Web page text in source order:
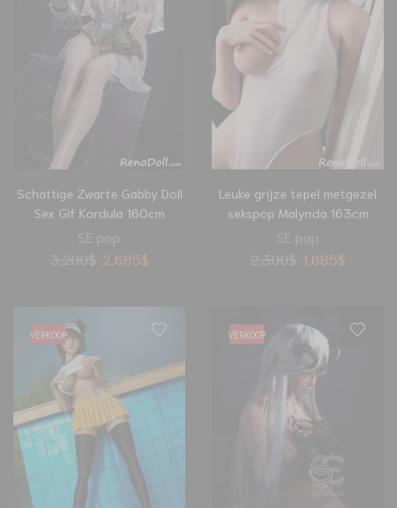
Schattige Zwarte Gabby Doll
Sex Gif Kordula 160cm
SE pop
3,200$ 2,685$
Leuke grijze tepel metgezel
sekspop Malynda 163cm
SE pop
2,300$ 1,685$
VERKOOP VERKOOP